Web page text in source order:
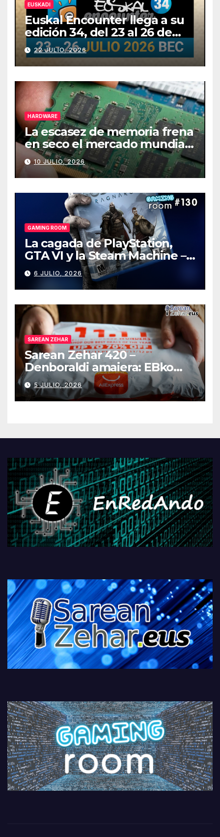
EUSKADI
Euskal Encounter llega a su
edición 34, del 23 al 26 de
julio
22 JULIO, 2026
HARDWARE
La escasez de memoria frena
en seco el mercado mundial
de PCs
10 JULIO, 2026
GAMING ROOM
La cagada de PlayStation,
GTA VI y la Steam Machine –
Gaming Room #130
6 JULIO, 2026
SAREAN ZEHAR
Sarean Zehar 420 –
Denboraldi amaiera: EBko
muga-zerga berriak
AliExpressi, AEBetako AAren
kontrola, Googleri behin
PlayStationeko bideojoko
5 JULIO, 2026